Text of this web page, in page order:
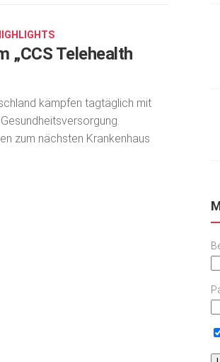
„CCS Telehealth
kämpfen tagtäglich mit
zum nächsten Krankenhaus